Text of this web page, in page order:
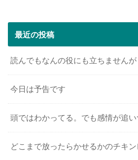
最近の投稿
読んでもなんの役にも立ちませんが
今日は予告です
頭ではわかってる。でも感情が追
どこまで放ったらかせるかのチキン